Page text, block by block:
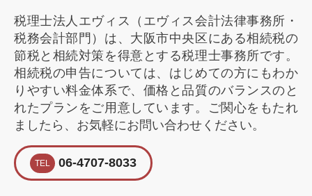
税理士法人エヴィス（エヴィス会計法律事務所・
税務会計部門）は、大阪市中央区にある相続税の
節税と相続対策を得意とする税理士事務所です。
相続税の申告については、はじめての方にもわか
りやすい料金体系で、価格と品質のバランスのと
れたプランをご用意しています。ご関心をもたれ
ましたら、お気軽にお問い合わせください。
TEL 06-4707-8033